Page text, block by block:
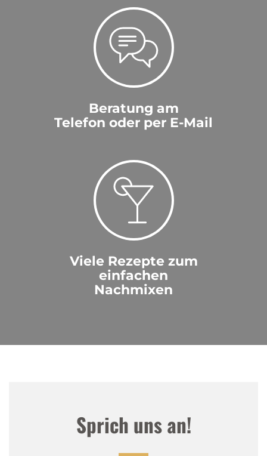
Beratung am
Telefon oder per E-Mail
Viele Rezepte zum
einfachen
Nachmixen
Sprich uns an!